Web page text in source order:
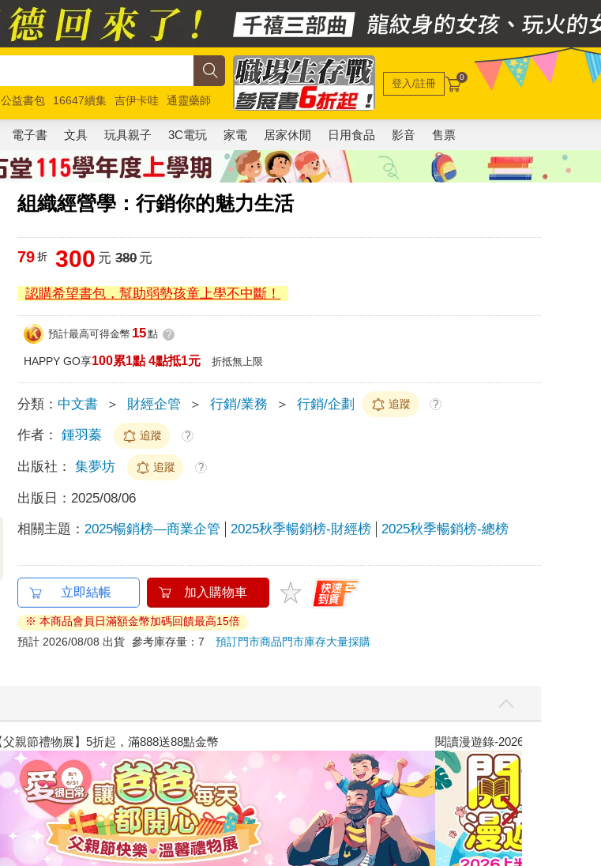
公益書包 16647續集 吉伊卡哇
通靈藥師
玩具總動員5 超慢跑
登入/註冊 0
電子書 文具 玩具親子 3C電玩 家電 居家休閒 日用食品 影音 售票
組織經營學：行銷你的魅力生活
79 折 300 元 380元
認購希望書包，幫助弱勢孩童上學不中斷！
預計最高可得金幣 15點 ?
HAPPY GO享100累1點 4點抵1元 折抵無上限
分類： 中文書 ＞ 財經企管 ＞ 行銷/業務 ＞ 行銷/企劃 追蹤 ?
作者： 鍾羽蓁 追蹤 ?
出版社： 集夢坊 追蹤 ?
出版日： 2025/08/06
相關主題： 2025暢銷榜—商業企管 2025秋季暢銷榜-財經榜 2025秋季暢銷榜-總榜
立即結帳 加入購物車
※ 本商品會員日滿額金幣加碼回饋最高15倍
預計 2026/08/08 出貨 參考庫存量：7預訂門市商品門市庫存大量採購
閱讀漫遊錄-2026上半年暢銷榜 讀懂全球首富極